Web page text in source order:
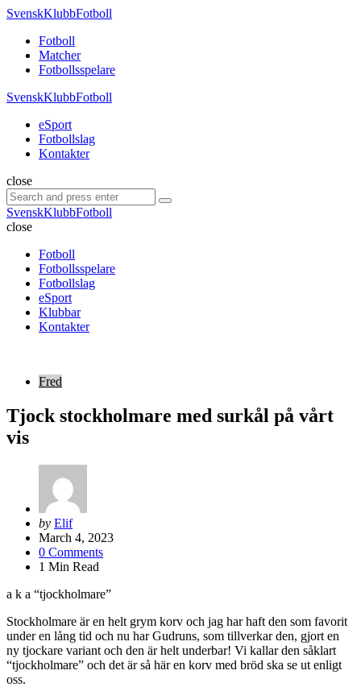
Menu
SvenskKlubbFotboll
Menu
Fotboll
Matcher
Fotbollsspelare
SvenskKlubbFotboll
eSport
Fotbollslag
Kontakter
Search
close
Search
for:
Search
SvenskKlubbFotboll
close
Fotboll
Fotbollsspelare
Fotbollslag
eSport
Klubbar
Kontakter
Fred
Tjock stockholmare med surkål på vårt
vis
Posted
by
by Elif
March 4, 2023
0 Comments
1 Min Read
a k a “tjockholmare”
Stockholmare är en helt grym korv och jag har haft den som favorit
under en lång tid och nu har Gudruns, som tillverkar den, gjort en
ny tjockare variant och den är helt underbar! Vi kallar den såklart
“tjockholmare” och det är så här en korv med bröd ska se ut enligt
oss.